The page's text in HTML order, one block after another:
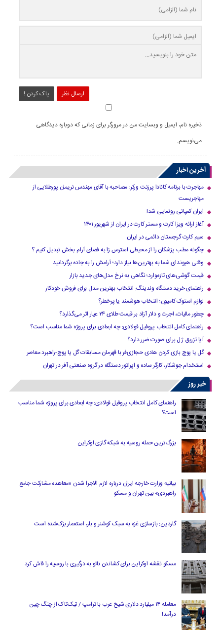
ارسال نظر پاک کردن !
ذخیره نام، ایمیل و وبسایت من در مرورگر برای زمانی که دوباره دیدگاهی
می‌نویسم.
آخرین اخبار
مهاجرت با برنامه کانادا پرزنت ورکر: مصاحبه با آقای مهندس نریمان پورطلایی از
مهاجریست
ایران کمپانی رونمایی شد!
آغاز ارائه ویزا کارت و مستر کارت در ایران از شهریور ۱۴۰۱
سیم کارت گرجستان دائمی در ایران
چگونه مطب پزشکان را از محیطی استرس زا به فضای آرام بخش تبدیل کنیم ؟
وقتی هیوندای شما به بهترین‌ها نیاز دارد؛ آرامش را به جاده برگردانید
قیمت گوشی‌های تازه‌وارد؛ نگاهی به نرخ مدل‌های جدید بازار
راهنمای خرید دستگاه وندینگ: انتخاب بهترین مدل برای فروش خودکار
لوازم استوک کامیون؛ انتخاب هوشمند یا پرخطر؟
چطور مالیات، اجرت و دلار آزاد بر قیمت طلای ۲۴ عیار اثر می‌گذارد؟
راهنمای کامل انتخاب پروفیل فولادی: چه ابعادی برای پروژه شما مناسب است؟
آیا تزریق ژل برای صورت ضرر دارد​؟
گل یا پوچ بازی کردن هادی حجازی‌فر با قهرمان مسابقات گل یا پوچ-راهبرد معاصر
استخدام جوشکار، کارگر ساده و اپراتور دستگاه در گروه صنعتی آفر در تهران
خبر روز
راهنمای کامل انتخاب پروفیل فولادی: چه ابعادی برای پروژه شما مناسب
است؟
بزرگ‌ترین حمله روسیه به شبکه گازی اوکراین
بیانیه وزارت خارجه ایران درباره لازم‌ الاجرا شدن «معاهده مشارکت جامع
راهبردی» بین تهران و مسکو
گاردین: بازسازی غزه به سبک کوشنر و بلر، استعمار بزک‌شده است
مسکو نقشه اوکراین برای کشاندن ناتو به درگیری با روسیه را فاش کرد
معامله ۱۴ میلیارد دلاری شیخ عرب با ترامپ / تیک‌تاک از چنگ چین
درآمد!